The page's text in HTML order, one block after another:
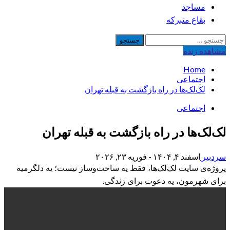
مساجد
بقاع متبرکه
جستجو
برای:
مشاهده‌ زنده
Home
اجتماعی
لک‌لک‌ها در راه بازگشت به قبله تهران
اجتماعی
لک‌لک‌ها در راه بازگشت به قبله تهران
سردبیر اسفند ۴, ۱۴۰۴ - فوریه ۲۳, ۲۰۲۶
پروژه‌ی سایت لک‌لک‌ها، فقط یه ساخت‌وساز نیست؛ یه دلگرمیه
برای شهرمون، یه دعوت برای زندگی.